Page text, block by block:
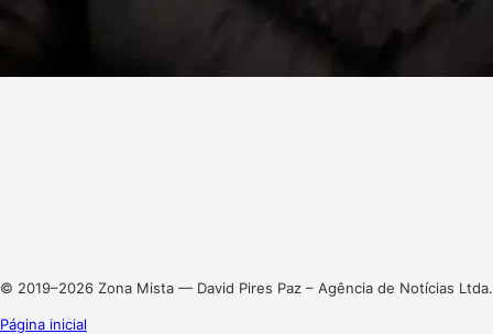
© 2019–2026 Zona Mista — David Pires Paz – Agência de Notícias Ltda.
Página inicial